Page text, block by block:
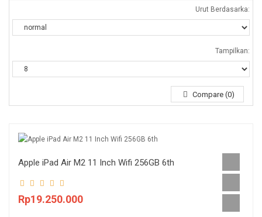
Urut Berdasarka:
Tampilkan:
Compare (0)
Apple iPad Air M2 11 Inch Wifi 256GB 6th
Rp19.250.000